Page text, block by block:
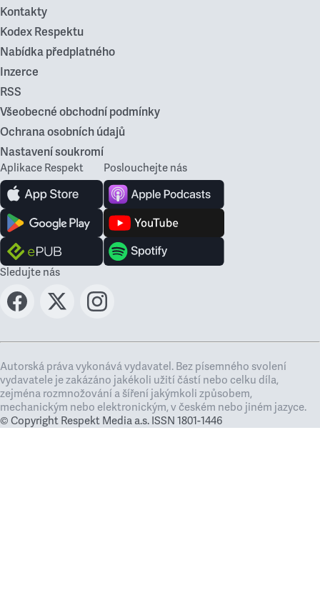
Kontakty
Kodex Respektu
Nabídka předplatného
Inzerce
RSS
Všeobecné obchodní podmínky
Ochrana osobních údajů
Nastavení soukromí
Aplikace Respekt Poslouchejte nás
Sledujte nás
Autorská práva vykonává vydavatel. Bez písemného svolení
vydavatele je zakázáno jakékoli užití částí nebo celku díla,
zejména rozmnožování a šíření jakýmkoli způsobem,
mechanickým nebo elektronickým, v českém nebo jiném jazyce.
© Copyright Respekt Media a.s. ISSN 1801-1446